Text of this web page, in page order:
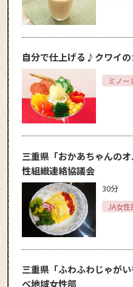
自分で仕上げる♪クワイ
ミノー
三重県「おかあちゃんの
性組織連絡協議会
30分
JA女性
三重県「ふわふわじゃが
べ地域女性部